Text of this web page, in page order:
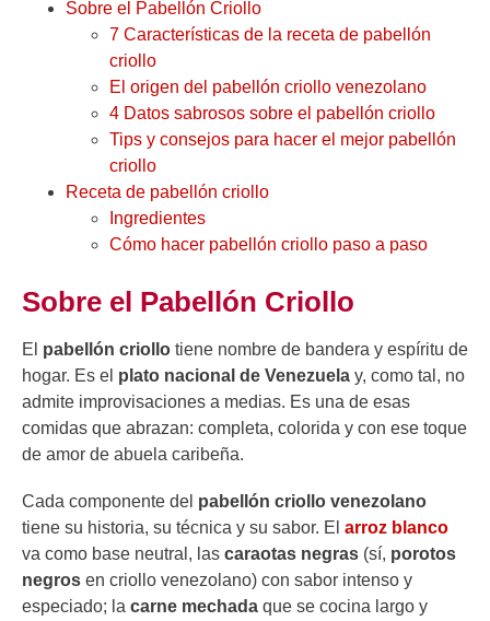
Sobre el Pabellón Criollo
7 Características de la receta de pabellón
criollo
El origen del pabellón criollo venezolano
4 Datos sabrosos sobre el pabellón criollo
Tips y consejos para hacer el mejor pabellón
criollo
Receta de pabellón criollo
Ingredientes
Cómo hacer pabellón criollo paso a paso
Sobre el Pabellón Criollo
El pabellón criollo tiene nombre de bandera y espíritu de
hogar. Es el plato nacional de Venezuela y, como tal, no
admite improvisaciones a medias. Es una de esas
comidas que abrazan: completa, colorida y con ese toque
de amor de abuela caribeña.
Cada componente del pabellón criollo venezolano
tiene su historia, su técnica y su sabor. El arroz blanco
va como base neutral, las caraotas negras (sí, porotos
negros en criollo venezolano) con sabor intenso y
especiado; la carne mechada que se cocina largo y